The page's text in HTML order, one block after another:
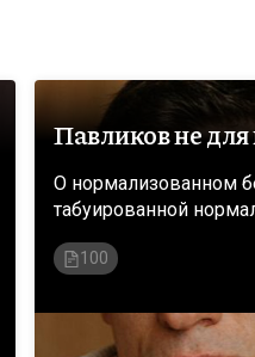
Павликов не для
О нормализованном
табуированной
100